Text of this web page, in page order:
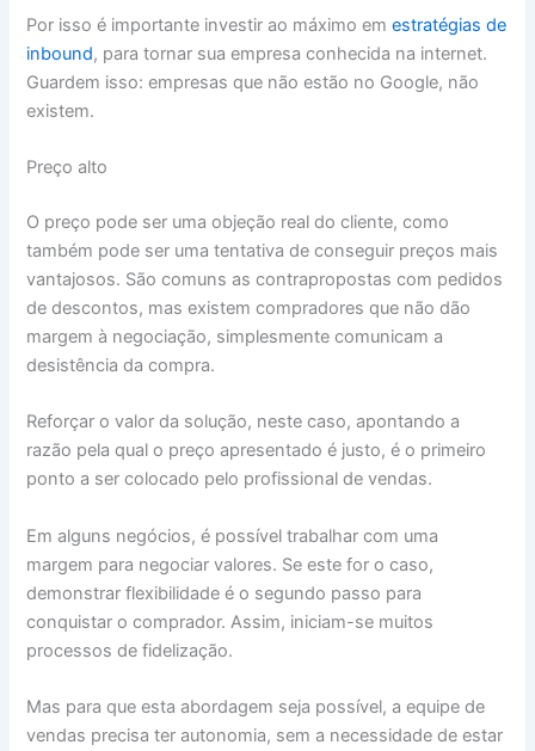
Por isso é importante investir ao máximo emestratégias de
inbound, para tornar sua empresa conhecida na internet.
Guardem isso: empresas que não estão no Google, não
existem.
Preço alto
O preço pode ser uma objeção real do cliente, como
também pode ser uma tentativa de conseguir preços mais
vantajosos. São comuns as contrapropostas com pedidos
de descontos, mas existem compradores que não dão
margem à negociação, simplesmente comunicam a
desistência da compra.
Reforçar o valor da solução, neste caso, apontando a
razão pela qual o preço apresentado é justo, é o primeiro
ponto a ser colocado pelo profissional de vendas.
Em alguns negócios, é possível trabalhar com uma
margem para negociar valores. Se este for o caso,
demonstrar flexibilidade é o segundo passo para
conquistar o comprador. Assim, iniciam-se muitos
processos de fidelização.
Mas para que esta abordagem seja possível, a equipe de
vendas precisa ter autonomia, sem a necessidade de estar